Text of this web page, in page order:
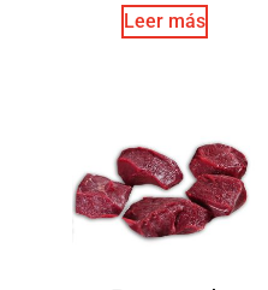
Leer más